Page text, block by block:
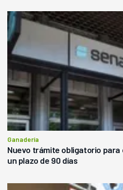
Ganadería
Nuevo trámite obligatorio
un plazo de 90 días